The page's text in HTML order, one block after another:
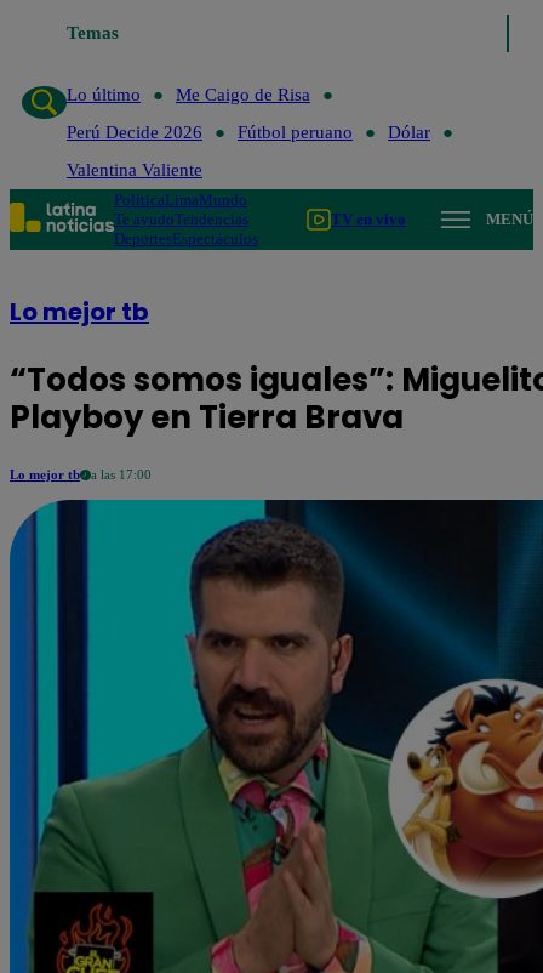
Temas
Lo último
Me Caigo de Risa
Perú Decide 2026
Fútbol peruano
Dólar
Valentina Valiente
PolíticaLimaMundo
Te ayudoTendencias
DeportesEspectáculos
TV en vivo MENÚ
Lo mejor tb
“Todos somos iguales”:
Playboy en Tierra Brava
Lo mejor tb a las 17:00